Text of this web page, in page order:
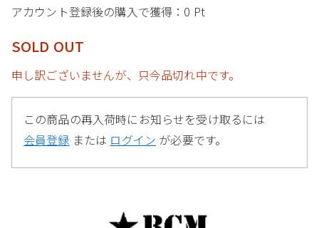
アカウント登録後の購入で獲得： 0 Pt
SOLD OUT
申し訳ございませんが、只今品切れ中です。
この商品の再入荷時にお知らせを受け取るには
会員登録 または ログイン が必要です。